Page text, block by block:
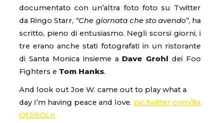
documentato con un’altra foto foto su Twitter
da Ringo Starr, “Che giornata che sto avendo”, ha
scritto, pieno di entusiasmo. Negli scorsi giorni, i
tre erano anche stati fotografati in un ristorante
di Santa Monica insieme a Dave Grohl dei Foo
Fighters e Tom Hanks.
And look out Joe W. came out to play what a
day I’m having peace and love. pic.twitter.com/8x
Qt2j5OLn